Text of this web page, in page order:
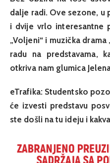
dalje radi. Ove sezone, u
i dvije vrlo interesantne
„Voljeni“ i muzička drama
radu na predstavama,
otkriva nam glumica
eTrafika: Studentsko
će izvesti predstavu
ste došli na tu ideju i